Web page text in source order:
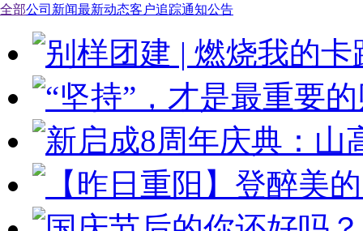
全部公司新闻最新动态客户追踪通知公告